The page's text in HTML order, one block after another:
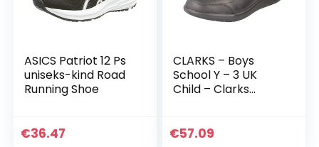
ASICS Patriot 12 Ps
uniseks-kind Road
Running Shoe
€36.47
CLARKS – Boys
School Y – 3 UK
Child – Clarks
Leather – 4.5 UK
€57.09